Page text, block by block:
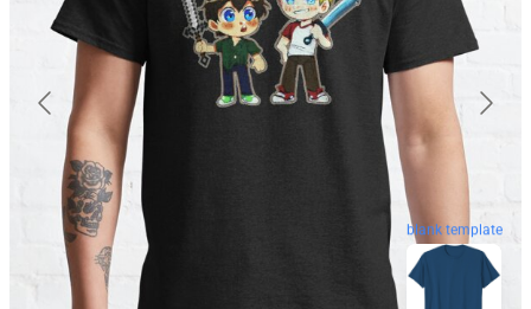
blank template